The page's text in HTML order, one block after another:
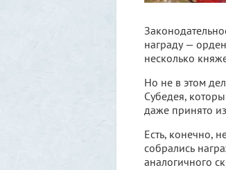
награду —
несколько
Но не в этом
Субедея,
даже принято
Есть, конечно,
собрались
аналогичного